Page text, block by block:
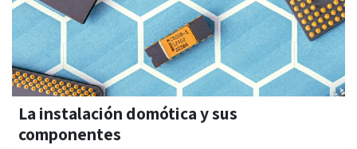
La instalación domótica y sus
componentes